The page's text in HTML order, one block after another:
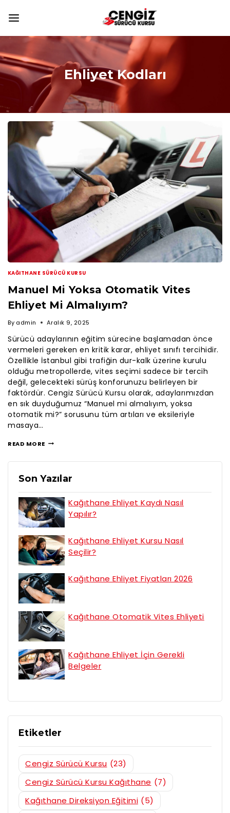
Ehliyet Kodları
KAĞITHANE SÜRÜCÜ KURSU
Manuel Mi Yoksa Otomatik Vites
Ehliyet Mi Almalıyım?
By admin Aralık 9, 2025
Sürücü adaylarının eğitim sürecine başlamadan önce
vermeleri gereken en kritik karar, ehliyet sınıfı tercihidir.
Özellikle İstanbul gibi trafiğin dur-kalk üzerine kurulu
olduğu metropollerde, vites seçimi sadece bir tercih
değil, gelecekteki sürüş konforunuzu belirleyen bir
faktördür. Cengiz Sürücü Kursu olarak, adaylarımızdan
en sık duyduğumuz “Manuel mi almalıyım, yoksa
otomatik mi?” sorusunu tüm artıları ve eksileriyle
masaya…
READ MORE
Son Yazılar
Kağıthane Ehliyet Kaydı Nasıl
Yapılır?
Kağıthane Ehliyet Kursu Nasıl
Seçilir?
Kağıthane Ehliyet Fiyatları 2026
Kağıthane Otomatik Vites Ehliyeti
Kağıthane Ehliyet İçin Gerekli
Belgeler
Etiketler
Cengiz Sürücü Kursu (23)
Cengiz Sürücü Kursu Kağıthane (7)
Kağıthane Direksiyon Eğitimi (5)